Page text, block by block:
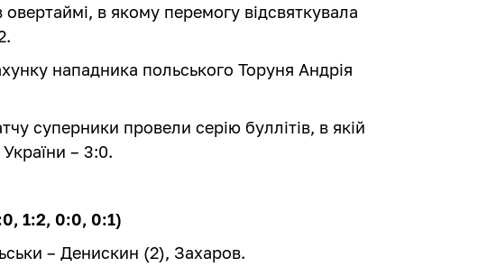
в якому перемогу відсвяткувала
нападника польського Торуня Андрія
суперники провели серію буллітів, в якій
– 3:0.
1:2, 0:0, 0:1)
– Денискин (2), Захаров.